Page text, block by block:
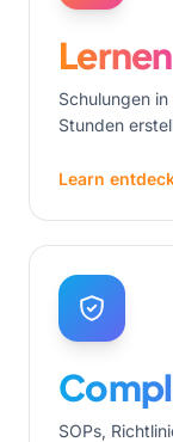
Lernen
Schulungen
Stunden
Learn
SOPs,